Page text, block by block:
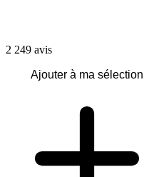
2 249 avis
Ajouter à ma sélection